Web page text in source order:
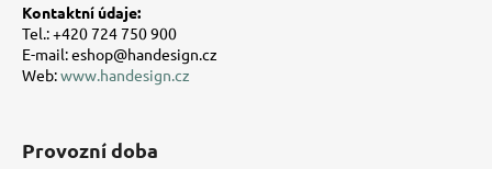
Kontaktní údaje:
Tel.: +420 724 750 900
E-mail: eshop@handesign.cz
Web:www.handesign.cz
Provozní doba